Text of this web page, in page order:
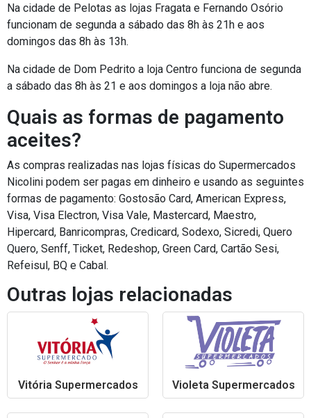
Na cidade de Pelotas as lojas Fragata e Fernando Osório
funcionam de segunda a sábado das 8h às 21h e aos
domingos das 8h às 13h.
Na cidade de Dom Pedrito a loja Centro funciona de segunda
a sábado das 8h às 21 e aos domingos a loja não abre.
Quais as formas de pagamento
aceites?
As compras realizadas nas lojas físicas do Supermercados
Nicolini podem ser pagas em dinheiro e usando as seguintes
formas de pagamento: Gostosão Card, American Express,
Visa, Visa Electron, Visa Vale, Mastercard, Maestro,
Hipercard, Banricompras, Credicard, Sodexo, Sicredi, Quero
Quero, Senff, Ticket, Redeshop, Green Card, Cartão Sesi,
Refeisul, BQ e Cabal.
Outras lojas relacionadas
Vitória Supermercados Violeta Supermercados